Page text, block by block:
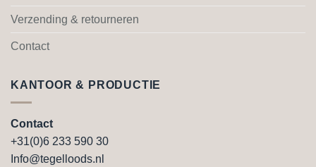
Verzending & retourneren
Contact
KANTOOR & PRODUCTIE
Contact
+31(0)6 233 590 30
Info@tegelloods.nl